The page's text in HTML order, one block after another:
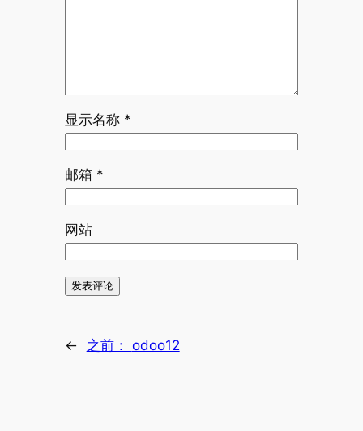
显示名称 *
邮箱 *
网站
← 之前： odoo12